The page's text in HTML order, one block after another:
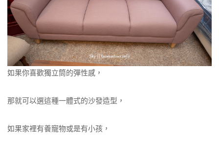
如果你喜歡獨立筒的彈性感，
那就可以選這種一體式的沙發造型，
如果家裡有養寵物或是有小孩，